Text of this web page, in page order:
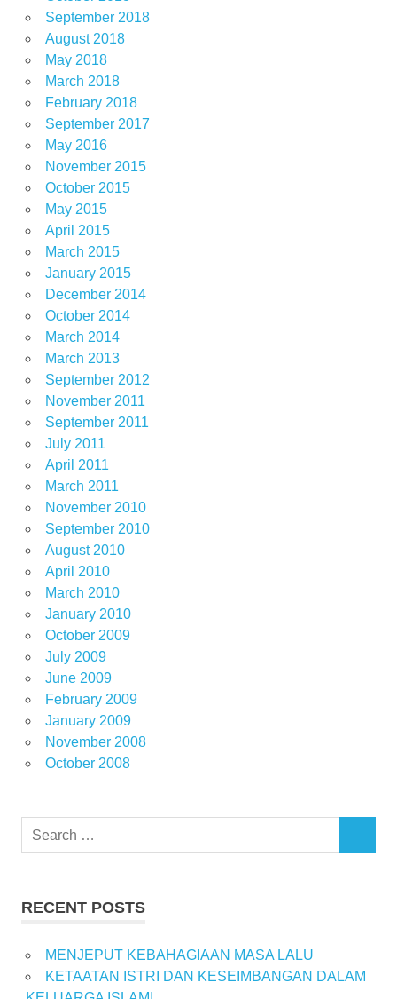
September 2018
August 2018
May 2018
March 2018
February 2018
September 2017
May 2016
November 2015
October 2015
May 2015
April 2015
March 2015
January 2015
December 2014
October 2014
March 2014
March 2013
September 2012
November 2011
September 2011
July 2011
April 2011
March 2011
November 2010
September 2010
August 2010
April 2010
March 2010
January 2010
October 2009
July 2009
June 2009
February 2009
January 2009
November 2008
October 2008
Search
RECENT POSTS
MENJEPUT KEBAHAGIAAN MASA LALU
KETAATAN ISTRI DAN KESEIMBANGAN DALAM